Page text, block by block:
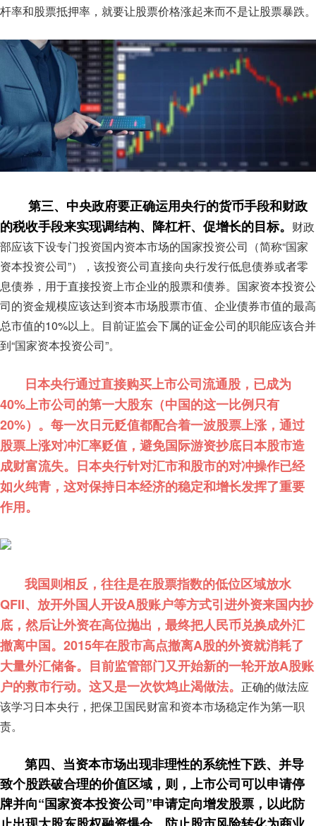
杆率和股票抵押率，就要让股票价格涨起来而不是让股票暴跌。
第三、中央政府要正确运用央行的货币手段和财政
的税收手段来实现调结构、降杠杆、促增长的目标。 财政
部应该下设专门投资国内资本市场的国家投资公司（简称“国家
资本投资公司”），该投资公司直接向央行发行低息债券或者零
息债券，用于直接投资上市企业的股票和债券。国家资本投资公
司的资金规模应该达到资本市场股票市值、企业债券市值的最高
总市值的10%以上。目前证监会下属的证金公司的职能应该合并
到“国家资本投资公司”。
日本央行通过直接购买上市公司流通股，已成为
40%上市公司的第一大股东（中国的这一比例只有
20%）。每一次日元贬值都配合着一波股票上涨，通过
股票上涨对冲汇率贬值，避免国际游资抄底日本股市造
成财富流失。日本央行针对汇市和股市的对冲操作已经
如火纯青，这对保持日本经济的稳定和增长发挥了重要
作用。
我国则相反，往往是在股票指数的低位区域放水
QFII、放开外国人开设A股账户等方式引进外资来国内抄
底，然后让外资在高位抛出，最终把人民币兑换成外汇
撤离中国。 2015年在股市高点撤离A股的外资就消耗了
大量外汇储备。目前监管部门又开始新的一轮开放A股账
户的救市行动。这又是一次饮鸩止渴做法。 正确的做法应
该学习日本央行，把保卫国民财富和资本市场稳定作为第一职
责。
第四、当资本市场出现非理性的系统性下跌、并导
致个股跌破合理的价值区域，则，上市公司可以申请停
牌并向“国家资本投资公司”申请定向增发股票，以此防